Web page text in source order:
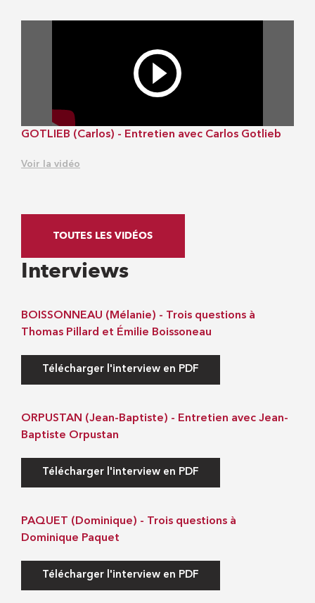
GOTLIEB (Carlos) - Entretien avec Carlos Gotlieb
Voir la vidéo
TOUTES LES VIDÉOS
Interviews
BOISSONNEAU (Mélanie) - Trois questions à
Thomas Pillard et Émilie Boissoneau
Télécharger l'interview en PDF
ORPUSTAN (Jean-Baptiste) - Entretien avec Jean-
Baptiste Orpustan
Télécharger l'interview en PDF
PAQUET (Dominique) - Trois questions à
Dominique Paquet
Télécharger l'interview en PDF